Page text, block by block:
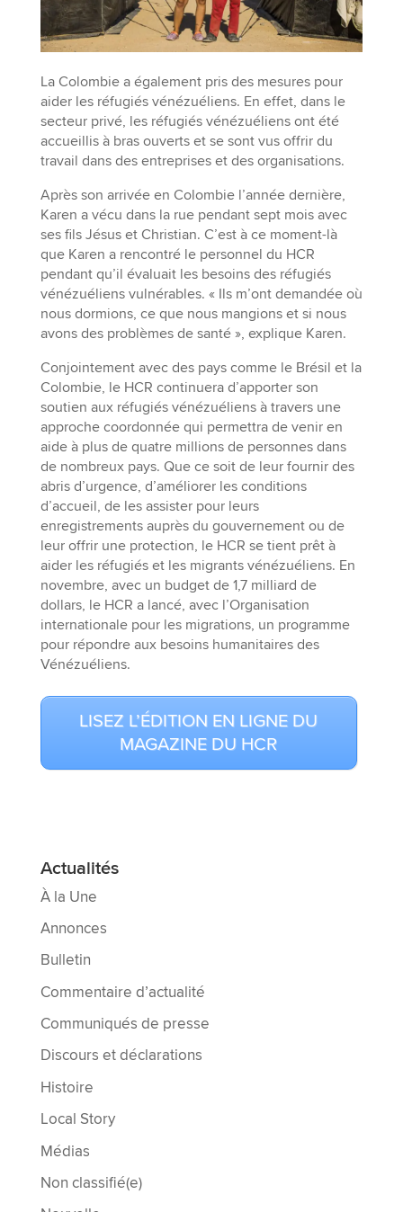
La Colombie a également pris des mesures pour
aider les réfugiés vénézuéliens. En effet, dans le
secteur privé, les réfugiés vénézuéliens ont été
accueillis à bras ouverts et se sont vus offrir du
travail dans des entreprises et des organisations.
Après son arrivée en Colombie l’année dernière,
Karen a vécu dans la rue pendant sept mois avec
ses fils Jésus et Christian. C’est à ce moment-là
que Karen a rencontré le personnel du HCR
pendant qu’il évaluait les besoins des réfugiés
vénézuéliens vulnérables. « Ils m’ont demandée où
nous dormions, ce que nous mangions et si nous
avons des problèmes de santé », explique Karen.
Conjointement avec des pays comme le Brésil et la
Colombie, le HCR continuera d’apporter son
soutien aux réfugiés vénézuéliens à travers une
approche coordonnée qui permettra de venir en
aide à plus de quatre millions de personnes dans
de nombreux pays. Que ce soit de leur fournir des
abris d’urgence, d’améliorer les conditions
d’accueil, de les assister pour leurs
enregistrements auprès du gouvernement ou de
leur offrir une protection, le HCR se tient prêt à
aider les réfugiés et les migrants vénézuéliens. En
novembre, avec un budget de 1,7 milliard de
dollars, le HCR a lancé, avec l’Organisation
internationale pour les migrations, un programme
pour répondre aux besoins humanitaires des
Vénézuéliens.
LISEZ L’ÉDITION EN LIGNE DU
MAGAZINE DU HCR
Actualités
À la Une
Annonces
Bulletin
Commentaire d’actualité
Communiqués de presse
Discours et déclarations
Histoire
Local Story
Médias
Non classifié(e)